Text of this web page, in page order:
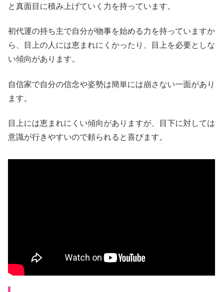
と真面目に積み上げていく力を持っています。
初代運の持ち主で自分が物事を始める力を持っていますか
ら、目上の人には恵まれにくかったり、目上を必要としな
い傾向があります。
自信家で自分の信念や姿勢は簡単には崩さない一面があり
ます。
目上には恵まれにくい傾向がありますが、目下に対しては
意識が行きやすいので頼られると喜びます。